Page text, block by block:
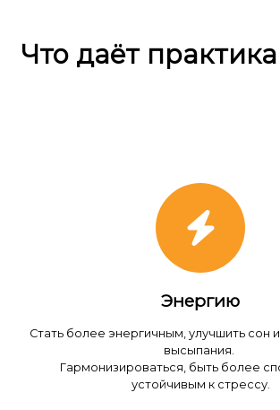
Что даёт
Энергию
Стать более энергичным, улучшить сон
высыпания.
Гармонизироваться, быть более
устойчивым к стрессу.